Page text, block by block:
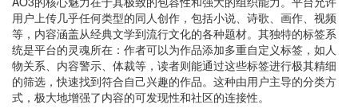
用户上传几乎任何类型的同人创作，包括小说、诗歌、画作、视频
等，内容涵盖从经典文学到流行文化的各种题材。其独特的标签系
统是平台的灵魂所在：作者可以为作品添加多重自定义标签，如人
物关系、内容警示、体裁等，读者则能通过这些标签进行极其精细
的筛选，快速找到符合自己兴趣的作品。这种由用户主导的分类方
式，极大地增强了内容的可发现性和社区的连接性。